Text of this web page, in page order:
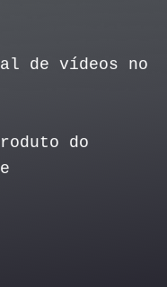
de vídeos no
do